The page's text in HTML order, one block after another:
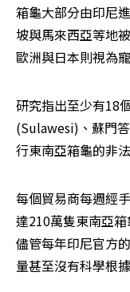
箱龜大部分由印尼
坡與馬來西亞等地
歐洲與日本則視為
研究指出至少有18
(Sulawesi)、蘇門
行東南亞箱龜的非
每個貿易商每週經
達210萬隻東南亞
儘管每年印尼官方
量甚至沒有科學根